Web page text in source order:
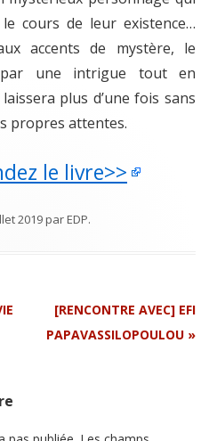
cours de leur existence…
accents de mystère, le
une intrigue tout en
plus d’une fois sans
propres attentes.
le livre>>
2019parEDP.
[RENCONTRE AVEC] EFI
PAPAVASSILOPOULOU »